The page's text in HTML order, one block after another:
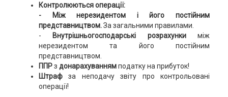
Контролюються операції:
- Між нерезидентом і його постійним
представництвом.За загальними правилами.
-
Внутрішньогосподарські розрахункиміж
нерезидентом та його постійним
представництвом.
ППРз донарахуваннямподатку на прибуток!
Штрафза неподачу звіту про контрольовані
операції!